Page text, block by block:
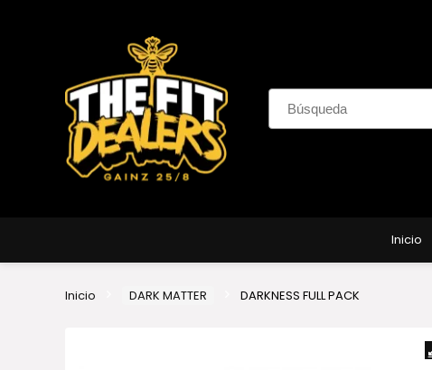
Inicio
Inicio DARK MATTER DARKNESS FULL PACK